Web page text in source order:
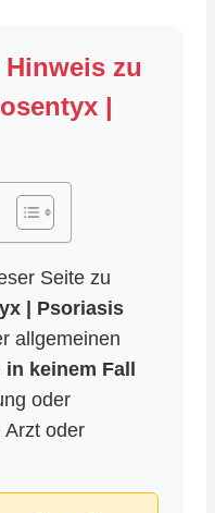
zu
|
Seite zu
| Psoriasis
allgemeinen
in keinem Fall
oder
Arzt oder